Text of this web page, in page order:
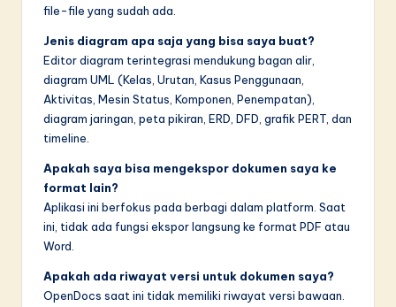
file-file yang sudah ada.
Jenis diagram apa saja yang bisa saya buat?
Editor diagram terintegrasi mendukung bagan alir,
diagram UML (Kelas, Urutan, Kasus Penggunaan,
Aktivitas, Mesin Status, Komponen, Penempatan),
diagram jaringan, peta pikiran, ERD, DFD, grafik PERT, dan
timeline.
Apakah saya bisa mengekspor dokumen saya ke
format lain?
Aplikasi ini berfokus pada berbagi dalam platform. Saat
ini, tidak ada fungsi ekspor langsung ke format PDF atau
Word.
Apakah ada riwayat versi untuk dokumen saya?
OpenDocs saat ini tidak memiliki riwayat versi bawaan.